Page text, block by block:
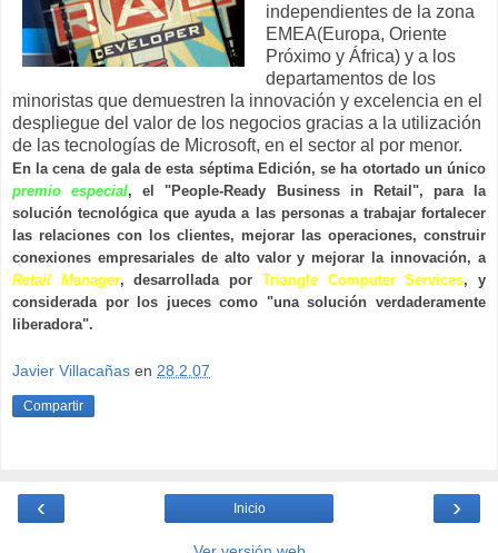
independientes de la zona
EMEA(Europa, Oriente
Próximo y África) y a los
departamentos de los
minoristas que demuestren la innovación y excelencia en el
despliegue del valor de los negocios gracias a la utilización
de las tecnologías de Microsoft, en el sector al por menor.
En la cena de gala de esta séptima Edición, se ha otortado un único
premio especial, el "People-Ready Business in Retail", para la
solución tecnológica que ayuda a las personas a trabajar fortalecer
las relaciones con los clientes, mejorar las operaciones, construir
conexiones empresariales de alto valor y mejorar la innovación, a
Retail Manager, desarrollada por Triangle Computer Services, y
considerada por los jueces como "una solución verdaderamente
liberadora".
Javier Villacañas en 28.2.07
Compartir
‹ ›
Inicio